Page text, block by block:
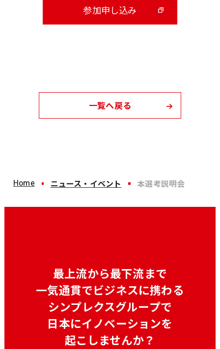
参加申し込み
一覧へ戻る
Home ニュース・イベント 本選考説明会
最上流から最下流まで
一気通貫でビジネスに携わる
シンプレクスグループで
日本にイノベーションを
起こしませんか？